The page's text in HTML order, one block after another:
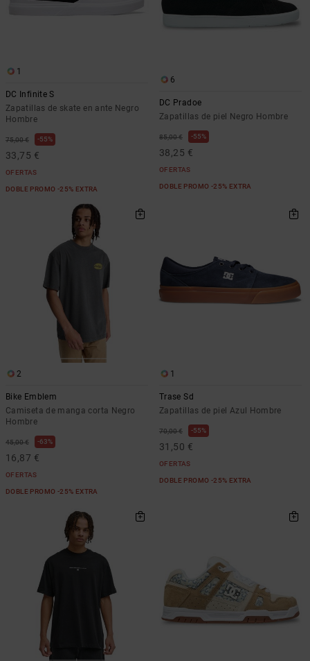
1
DC Infinite S
Zapatillas de skate en ante Negro
Hombre
75,00 € 55%
33,75 €
OFERTAS
DOBLE PROMO -25% EXTRA
6
DC Pradoe
Zapatillas de piel Negro Hombre
85,00 € 55%
38,25 €
OFERTAS
DOBLE PROMO -25% EXTRA
2
Bike Emblem
Camiseta de manga corta Negro
Hombre
45,00 € 63%
16,87 €
OFERTAS
DOBLE PROMO -25% EXTRA
1
Trase Sd
Zapatillas de piel Azul Hombre
70,00 € 55%
31,50 €
OFERTAS
DOBLE PROMO -25% EXTRA